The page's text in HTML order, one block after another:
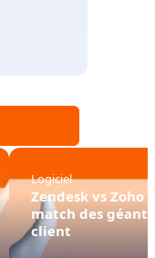
Logiciel
Zendesk vs Zoho
match des
client